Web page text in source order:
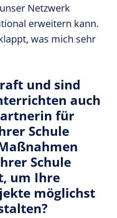
Netzwerk
erweitern kann.
was mich sehr
und sind
auch
für
Schule
Schule
um Ihre
möglichst